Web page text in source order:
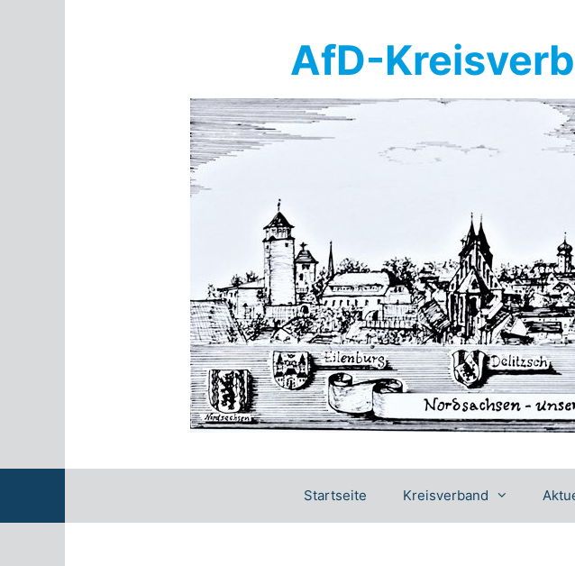
AfD-
Startseite Kreisverband